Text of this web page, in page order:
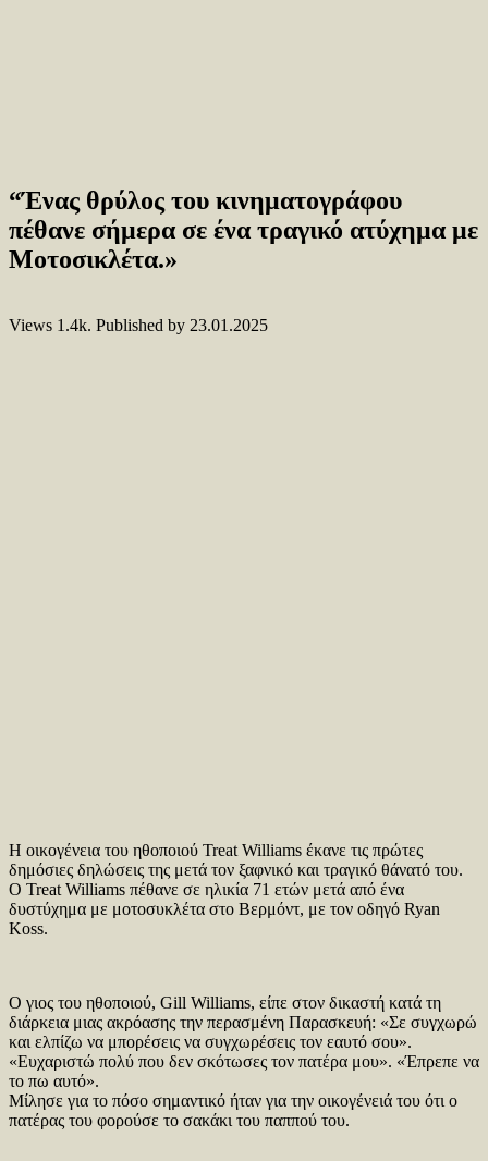
“Ένας θρύλος του κινηματογράφου
πέθανε σήμερα σε ένα τραγικό ατύχημα με
Μοτοσικλέτα.»
Views 1.4k. Published by 23.01.2025
Η οικογένεια του ηθοποιού Treat Williams έκανε τις πρώτες
δημόσιες δηλώσεις της μετά τον ξαφνικό και τραγικό θάνατό του.
Ο Treat Williams πέθανε σε ηλικία 71 ετών μετά από ένα
δυστύχημα με μοτοσυκλέτα στο Βερμόντ, με τον οδηγό Ryan
Koss.
Ο γιος του ηθοποιού, Gill Williams, είπε στον δικαστή κατά τη
διάρκεια μιας ακρόασης την περασμένη Παρασκευή: «Σε συγχωρώ
και ελπίζω να μπορέσεις να συγχωρέσεις τον εαυτό σου».
«Ευχαριστώ πολύ που δεν σκότωσες τον πατέρα μου». «Έπρεπε να
το πω αυτό».
Μίλησε για το πόσο σημαντικό ήταν για την οικογένειά του ότι ο
πατέρας του φορούσε το σακάκι του παππού του.